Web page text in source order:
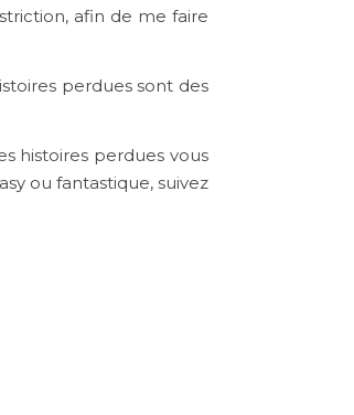
afin de me faire
perdues sont des
histoires perdues vous
ou fantastique, suivez